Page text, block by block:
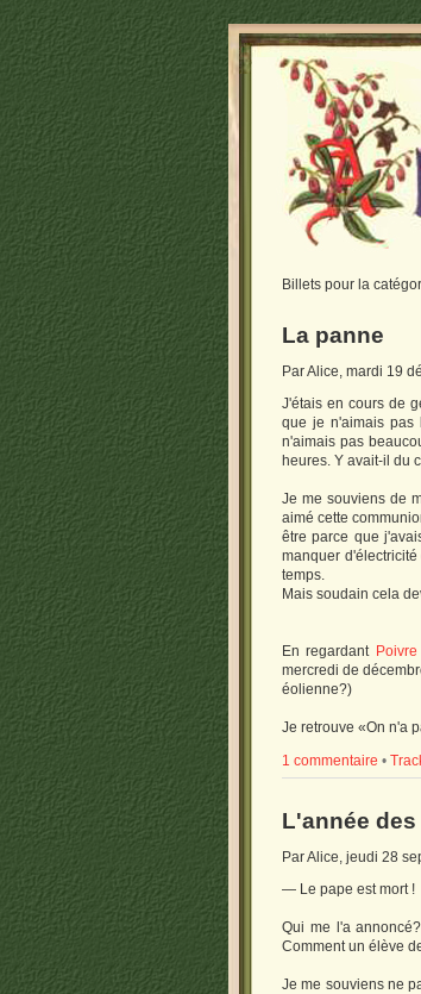
Billets pour la
La panne
Par Alice, mardi 19
J'étais en cours de
que je n'aimais pas
n'aimais pas
heures. Y avait-il du
Je me souviens de
aimé cette
être parce que
manquer
temps.
Mais soudain cela
En regardant
mercredi de
éolienne?)
Je retrouve «On n'a
1 commentaire •
L'année
Par Alice, jeudi 28
— Le pape est mort !
Qui me l'a
Comment un élève
Je me souviens ne